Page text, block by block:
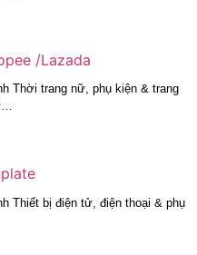
Thời trang nữ, phụ kiện & trang
Thiết bị điện tử, điện thoại & phụ